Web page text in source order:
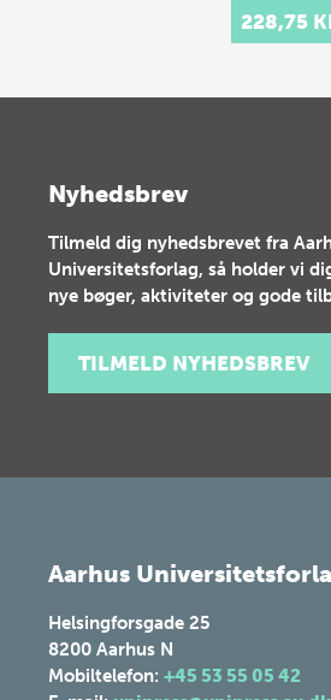
228,75
Nyhedsbrev
Tilmeld dig nyhedsbrevet fra
Universitetsforlag, så holder vi
nye bøger, aktiviteter og gode
TILMELD NYHEDSBREV
Aarhus
Helsingforsgade 25
8200 Aarhus N
Mobiltelefon: +45 53 55 05 42